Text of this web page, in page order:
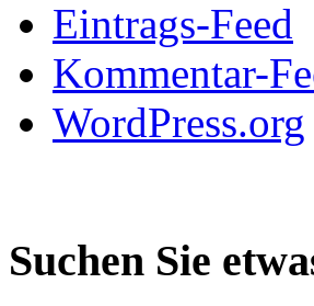
Eintrags-Feed
Kommentar-
WordPress.org
Suchen Sie